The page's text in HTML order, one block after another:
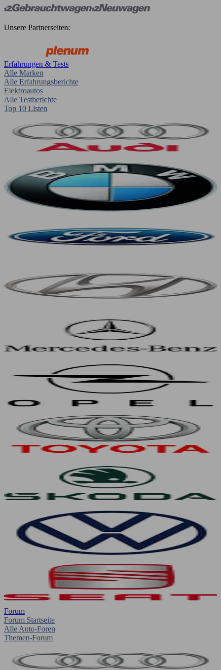
Unsere Partnerseiten:
Erfahrungen & Tests
Alle Marken
Alle Erfahrungsberichte
Elektroautos
Alle Testberichte
Top 10 Listen
Forum
Forum Startseite
Alle Auto-Foren
Themen-Forum